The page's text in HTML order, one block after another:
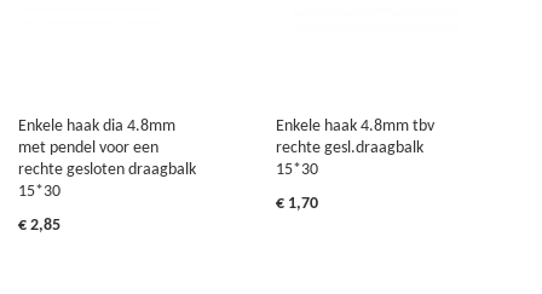
Enkele haak dia 4.8mm
met pendel voor een
rechte gesloten draagbalk
15*30
€ 2,85
Enkele haak 4.8mm tbv
rechte gesl.draagbalk
15*30
€ 1,70